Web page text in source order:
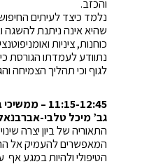
והכזב.
נלמד כיצד לעיתים
שהיא אינה ניתנת להשגה
כוחנות, ציניות
נתוודע לעמדתו הגורסת
לגוף וכי תהליך הצמיחה
11:15-12:45 –
ממשיכי
גב’ מיכל טלבי-
התאוריה של ביון יצרה
המאפשרים להעמיק אל
הטיפולי ולהיות במגע אף